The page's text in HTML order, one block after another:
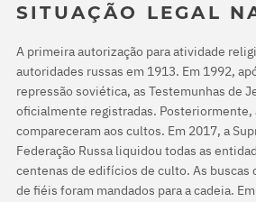
SITUAÇÃO LEGAL
A primeira autorização para atividade
autoridades russas em 1913. Em 1992,
repressão soviética, as Testemunhas de
oficialmente registradas. Posteriormente,
compareceram aos cultos. Em 2017, a
Federação Russa liquidou todas as
centenas de edifícios de culto. As buscas
de fiéis foram mandados para a cadeia.